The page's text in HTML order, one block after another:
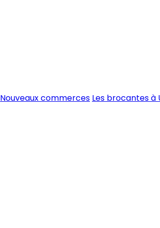
Nouveaux commerces Les brocantes à